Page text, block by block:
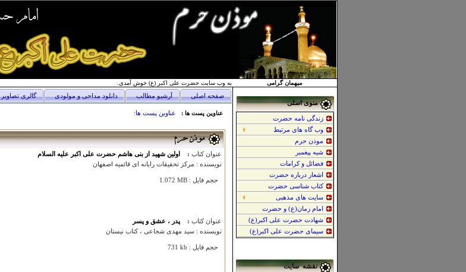
به وب سایت حضرت علی اکبر (ع) خوش آمدی. میهمانگرامی
صفحه اصلی آرشیو مطالب دانلود مداحی و مولودی گالری تصاویر
عناوین پست ها : عناوین پست ها:
عنوان کتاب:
اولین شهید از بنی هاشم حضرت علی اکبر علیه السلام
نویسنده : مرکز تحقیقات رایانه ای قائمیه اصفهان
1.072 MB : حجم فایل
عنوان کتاب:
پدر ، عشق و پسر
نویسنده : سید مهدی شجاعی ، کتاب نیستان
731 kb : حجم فایل
منوی اصلی
زندگی نامه حضرت
وب گاه های مرتبط
موذن حرم
شبه پیغمبر
فضائل و کرامات
اشعار درباره حضرت
کتاب شناسی حضرت
سایت های مذهبی
امام زمان(ع) و حضرت
شهادت حضرت علی اکبر(ع)
سیمای حضرت علی اکبر(ع)
نقشه سایت